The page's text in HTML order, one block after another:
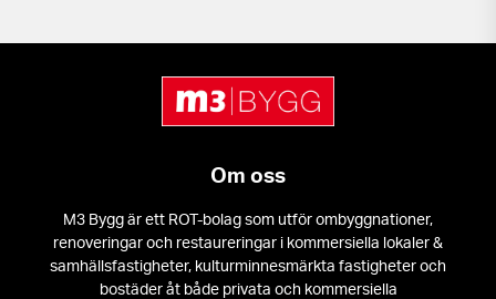
Om oss
M3 Bygg är ett ROT-bolag som utför ombyggnationer,
renoveringar och restaureringar i kommersiella lokaler &
samhällsfastigheter, kulturminnesmärkta fastigheter och
bostäder åt både privata och kommersiella